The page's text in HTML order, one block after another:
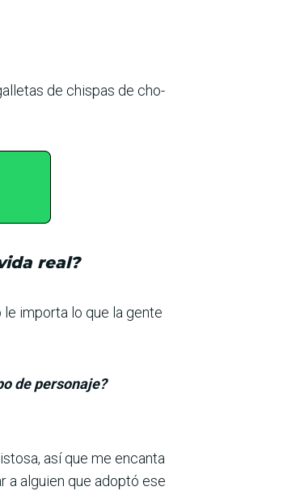
de chispas de cho­
real?
importa lo que la gente
de personaje?
así que me encanta
a alguien que adoptó ese